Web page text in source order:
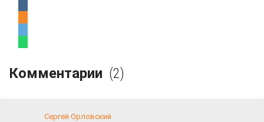
Комментарии (2)
Сергей Орловский